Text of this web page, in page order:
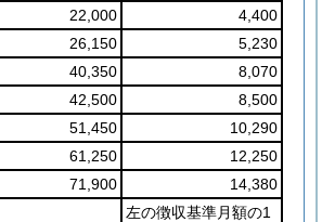
22,000
4,400
26,150
5,230
40,350
8,070
42,500
8,500
51,450
10,290
61,250
12,250
71,900
14,380
左の徴収基準月額の1